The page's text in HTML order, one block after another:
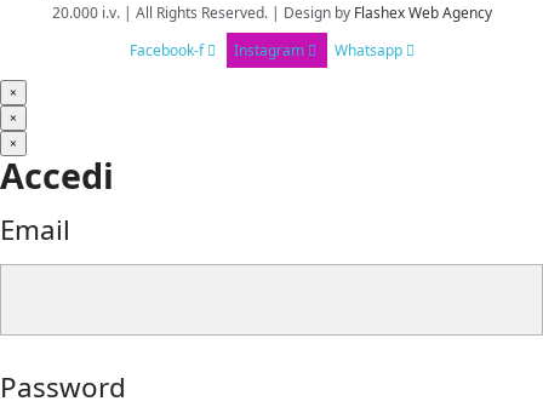
20.000 i.v. | All Rights Reserved. | Designby Flashex Web Agency
Facebook-f
Instagram Whatsapp
×
×
×
Accedi
Email
Password